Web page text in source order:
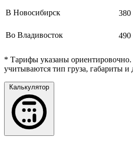
В Новосибирск 380
Во Владивосток 490
* Тарифы указаны ориентировочно.
учитываются тип груза, габариты и
Калькулятор